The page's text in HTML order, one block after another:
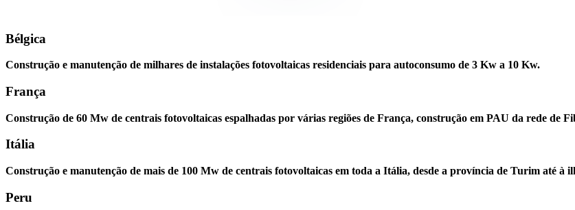
Bélgica
Construção e manutenção de milhares de instalações fotovoltaicas residenciais para autoconsumo de 3 Kw a 10 Kw.
França
Construção de 60 Mw de centrais fotovoltaicas espalhadas por várias regiões de França, construção em PAU da rede de
Itália
Construção e manutenção de mais de 100 Mw de centrais fotovoltaicas em toda a Itália, desde a província de Turim até à
Peru